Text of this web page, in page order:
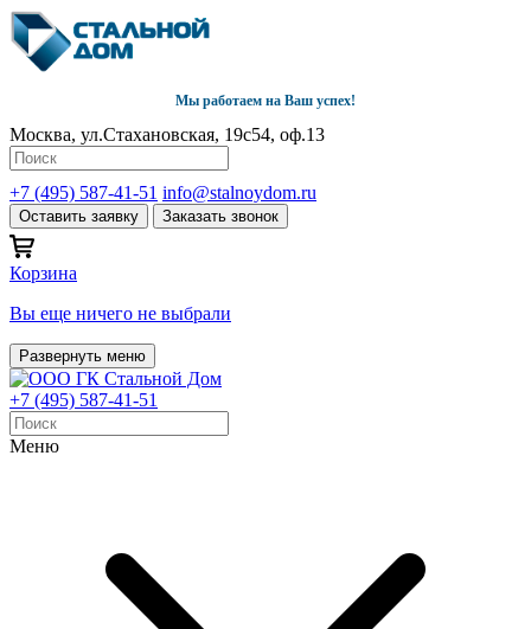
Мы работаем на Ваш успех!
Москва, ул.Стахановская, 19с54, оф.13
+7 (495) 587-41-51 info@stalnoydom.ru
Оставить заявку Заказать звонок
Корзина
Вы еще ничего не выбрали
Развернуть меню
+7 (495) 587-41-51
Меню